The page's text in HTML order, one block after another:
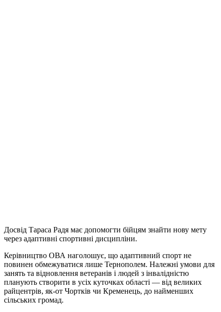
Досвід Тараса Радя має допомогти бійцям знайти нову мету
через адаптивні спортивні дисципліни.
Керівництво ОВА наголошує, що адаптивний спорт не
повинен обмежуватися лише Тернополем. Належні умови для
занять та відновлення ветеранів і людей з інвалідністю
планують створити в усіх куточках області — від великих
райцентрів, як-от Чортків чи Кременець, до найменших
сільських громад.